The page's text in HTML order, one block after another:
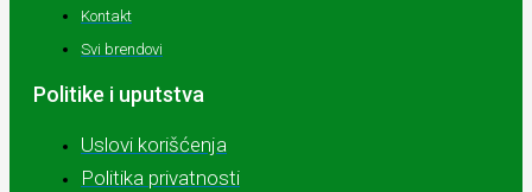
Kontakt
Svi brendovi
Politike i uputstva
Uslovi korišćenja
Politika privatnosti